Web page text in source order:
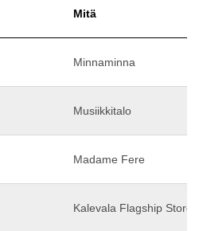
Mitä
Minnaminna
Musiikkitalo
Madame Fere
Kalevala Flagship Store